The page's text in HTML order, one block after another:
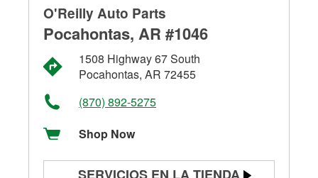
O'Reilly Auto Parts
Pocahontas, AR #1046
1508 Highway 67 South
Pocahontas, AR 72455
(870) 892-5275
Shop Now